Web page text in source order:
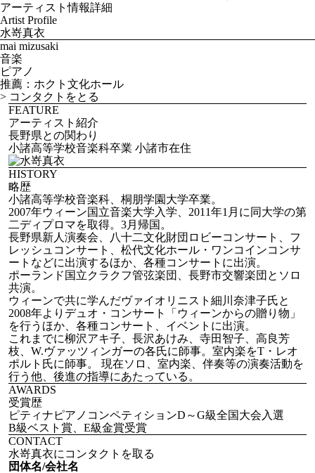
アーティスト情報詳細
Artist Profile
水嵜真衣
mai mizusaki
音楽
ピアノ
推薦：ホクト文化ホール
> コンタクトをとる
FEATURE
アーティスト紹介
長野県との関わり
小諸高等学校音楽科卒業 小諸市在住
HISTORY
略歴
小諸高等学校音楽科、桐朋学園大学卒業。
2007年ウィーン国立音楽大学入学、2011年1月に同大学の第
二ディプロマを取得。3月帰国。
長野県新人演奏会、八十二文化財団ロビーコンサート、フ
レッシュコンサート、松代文化ホール・ワンコインコンサ
ートなどに出演するほか、各種コンサートに出演。
ポーランド国立クラクフ管弦楽団、長野市交響楽団とソロ
共演。
ウィーンで共に学んだヴァイオリニスト細川奈津子氏と
2008年よりデュオ・コンサート「ウィーンからの贈り物」
を行うほか、各種コンサート、イベントに出演。
これまでに柳沢アキ子、長沢あけみ、寺田智子、高良芳
枝、W.ヴァッツィンガーの各氏に師事。室内楽をT・レオ
ポルト氏に師事。 現在ソロ、室内楽、伴奏等の演奏活動を
行う他、後進の指導にあたっている。
AWARDS
受賞歴
ピティナピアノコンペティションD～G級全国大会入選
B級ベスト賞、E級金賞受賞
CONTACT
水嵜真衣にコンタクトを取る
団体名/会社名